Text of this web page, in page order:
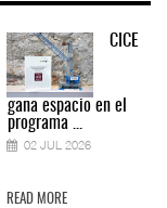
CICE
gana espacio en el
programa ...
02 JUL 2026
READ MORE